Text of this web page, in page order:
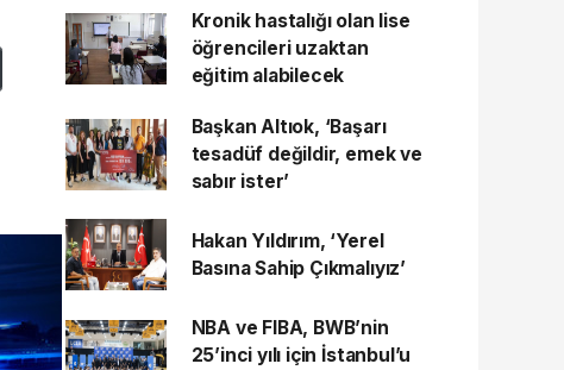
Kronik hastalığı olan lise
öğrencileri uzaktan
eğitim alabilecek
Başkan Altıok, ‘Başarı
tesadüf değildir, emek ve
sabır ister’
Hakan Yıldırım, ‘Yerel
Basına Sahip Çıkmalıyız’
NBA ve FIBA, BWB’nin
25’inci yılı için İstanbul’u